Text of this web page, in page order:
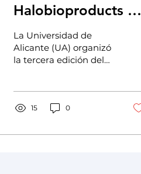
Halobioproducts es
premiado en la III
edición del Sprin
Valoriza de la
Universidad de
Alicante
La Universidad de
Alicante (UA) organizó
la tercera edición del
19 de septiembre...
15 0